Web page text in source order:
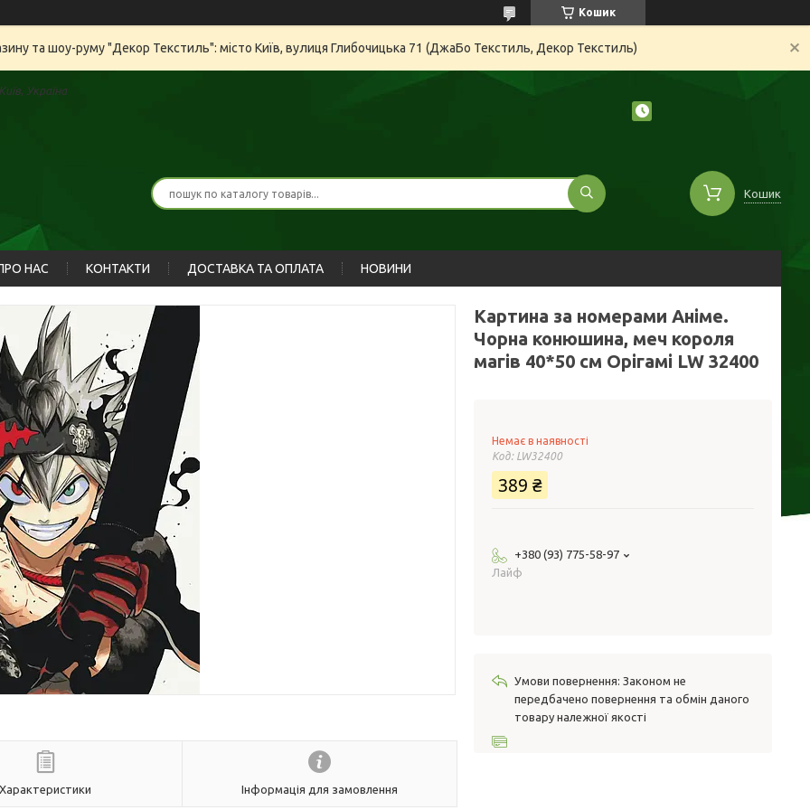
Кошик
та шоу-руму "Декор Текстиль": місто Київ, вулиця Глибочицька 71 (ДжаБо Текстиль, Декор Текстиль)
Україна
Кошик
НАС КОНТАКТИ ДОСТАВКА ТА ОПЛАТА НОВИНИ
Характеристики Інформація для замовлення
Картина за номерами Аніме.
Чорна конюшина, меч короля
магів 40*50 см Орігамі LW 32400
Немає в наявності
Код: LW32400
389 ₴
+380 (93) 775-58-97
Лайф
Законом не
передбачено повернення та обмін даного
товару належної якості